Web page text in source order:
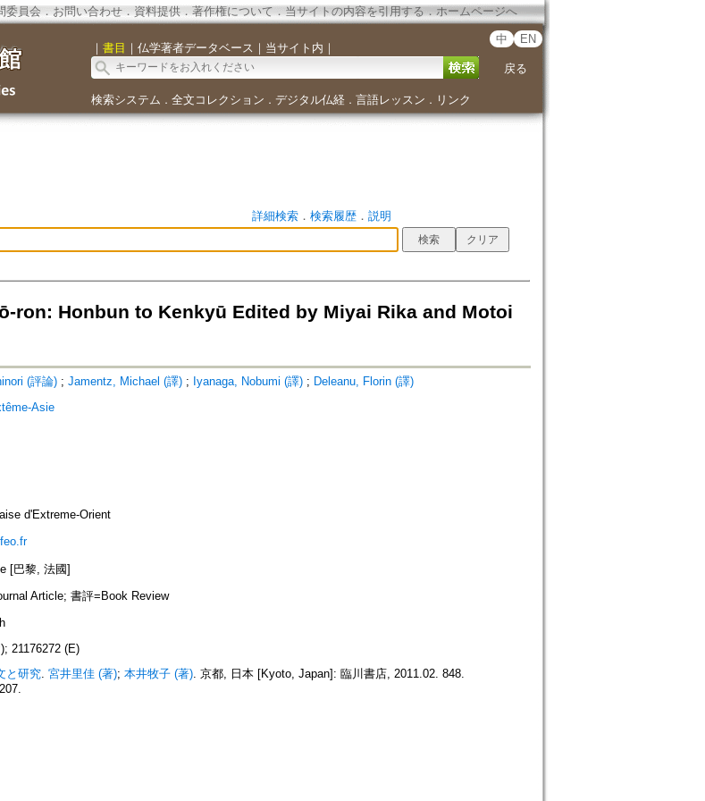
委員会． お問い合わせ． 資料提供． 著作権について．当サイトの内容を引用する ． ホームページへ
｜ 書目 ｜ 仏学著者データベース ｜ 当サイト内 ｜
中 EN
戻る
検索システム ． 全文コレクション ． デジタル仏経． 言語レッスン ． リンク
詳細検索． 検索履歴． 説明
ron: Honbun to Kenkyū Edited by Miyai Rika and Motoi
(評論); Jamentz, Michael (譯); Iyanaga, Nobumi (譯); Deleanu, Florin (譯)
Asie
d'Extreme-Orient
[巴黎, 法國]
Article; 書評=Book Review
21176272 (E)
と研究. 宮井里佳 (著); 本井牧子 (著). 京都, 日本 [Kyoto, Japan]: 臨川書店, 2011.02. 848.